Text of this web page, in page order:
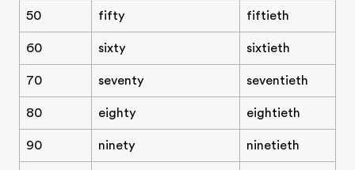
50 fifty fiftieth
60 sixty sixtieth
70 seventy seventieth
80 eighty eightieth
90 ninety ninetieth